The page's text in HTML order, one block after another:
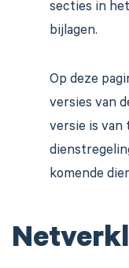
secties in
bijlagen.
Op deze
versies van
versie is van
komende